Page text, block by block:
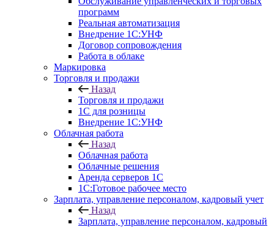
программ
Реальная автоматизация
Внедрение 1С:УНФ
Договор сопровождения
Работа в облаке
Маркировка
Торговля и продажи
Назад
Торговля и продажи
1С для розницы
Внедрение 1С:УНФ
Облачная работа
Назад
Облачная работа
Облачные решения
Аренда серверов 1С
1C:Готовое рабочее место
Зарплата, управление персоналом, кадровый учет
Назад
Зарплата, управление персоналом, кадровый